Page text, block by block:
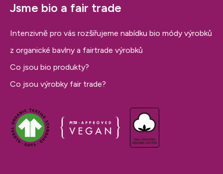
Jsme bio a fair trade
Intenzivně pro vás rozšiřujeme nabídku bio módy výrobků
z organické bavlny a fairtrade výrobků
Co jsou bio produkty?
Co jsou výrobky fair trade?